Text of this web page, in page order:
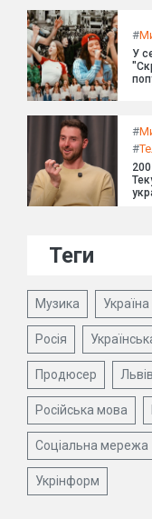
#
У
#
#
Теги
Музика Україна
Росія
Продюсер Львів
Російська мова
Соціальна мережа
Укрінформ